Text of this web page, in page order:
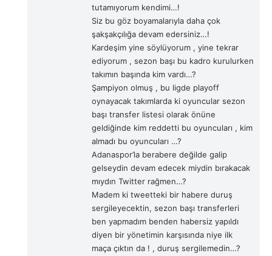
tutamıyorum kendimi…!
Siz bu göz boyamalarıyla daha çok
şakşakçılığa devam edersiniz…!
Kardeşim yine söylüyorum , yine tekrar
ediyorum , sezon başı bu kadro kurulurken
takımın başında kim vardı…?
Şampiyon olmuş , bu ligde playoff
oynayacak takımlarda ki oyuncular sezon
başı transfer listesi olarak önüne
geldiğinde kim reddetti bu oyuncuları , kim
almadı bu oyuncuları …?
Adanaspor’la berabere değilde galip
gelseydin devam edecek miydin bırakacak
mıydın Twitter rağmen…?
Madem ki tweetteki bir habere duruş
sergileyecektin, sezon başı transferleri
ben yapmadım benden habersiz yapıldı
diyen bir yönetimin karşısında niye ilk
maça çıktın da ! , duruş sergilemedin…?